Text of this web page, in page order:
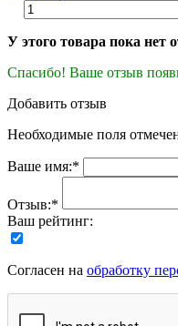
У этого товара пока нет
Спасибо! Ваше отзыв
Добавить отзыв
Необходимые поля
Ваше имя:*
Отзыв:*
Ваш рейтинг:
Согласен на обработку